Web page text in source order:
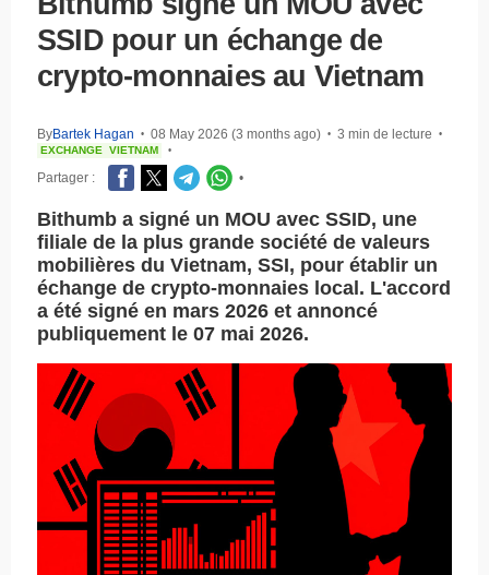
SSID pour un échange de
crypto-monnaies au Vietnam
ByBartek Hagan • 08 May 2026 (3 months ago) • 3 min de lecture •
EXCHANGE VIETNAM •
Partager : •
Bithumb a signé un MOU avec SSID, une
filiale de la plus grande société de valeurs
mobilières du Vietnam, SSI, pour établir un
échange de crypto-monnaies local. L'accord
a été signé en mars 2026 et annoncé
publiquement le 07 mai 2026.